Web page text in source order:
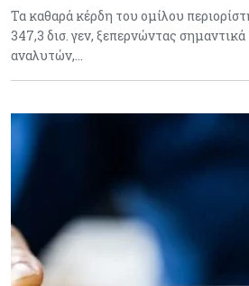
Τα καθαρά κέρδη του ομίλου
347,3 δισ. γεν, ξεπερνώντας
αναλυτών,…